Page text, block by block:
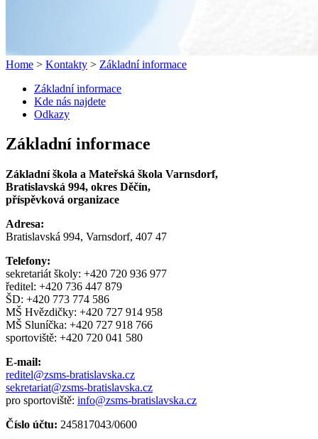
Home > Kontakty > Základní informace
Základní informace
Kde nás najdete
Odkazy
Základní informace
Základní škola a Mateřská škola Varnsdorf,
Bratislavská 994, okres Děčín,
příspěvková organizace
Adresa:
Bratislavská 994, Varnsdorf, 407 47
Telefony:
sekretariát školy: +420 720 936 977
ředitel: +420 736 447 879
ŠD: +420 773 774 586
MŠ Hvězdičky: +420 727 914 958
MŠ Sluníčka: +420 727 918 766
sportoviště: +420 720 041 580
E-mail:
reditel@zsms-bratislavska.cz
sekretariat@zsms-bratislavska.cz
pro sportoviště: info@zsms-bratislavska.cz
Číslo účtu: 245817043/0600